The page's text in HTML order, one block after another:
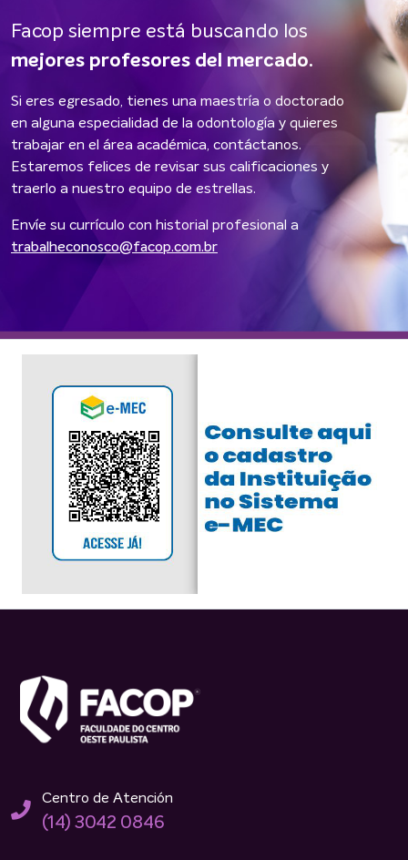
Facop siempre está buscando los
mejores profesores del mercado.
Si eres egresado, tienes una maestría o doctorado
en alguna especialidad de la odontología y quieres
trabajar en el área académica, contáctanos.
Estaremos felices de revisar sus calificaciones y
traerlo a nuestro equipo de estrellas.
Envíe su currículo con historial profesional a
trabalheconosco@facop.com.br
Centro de Atención
(14) 3042 0846